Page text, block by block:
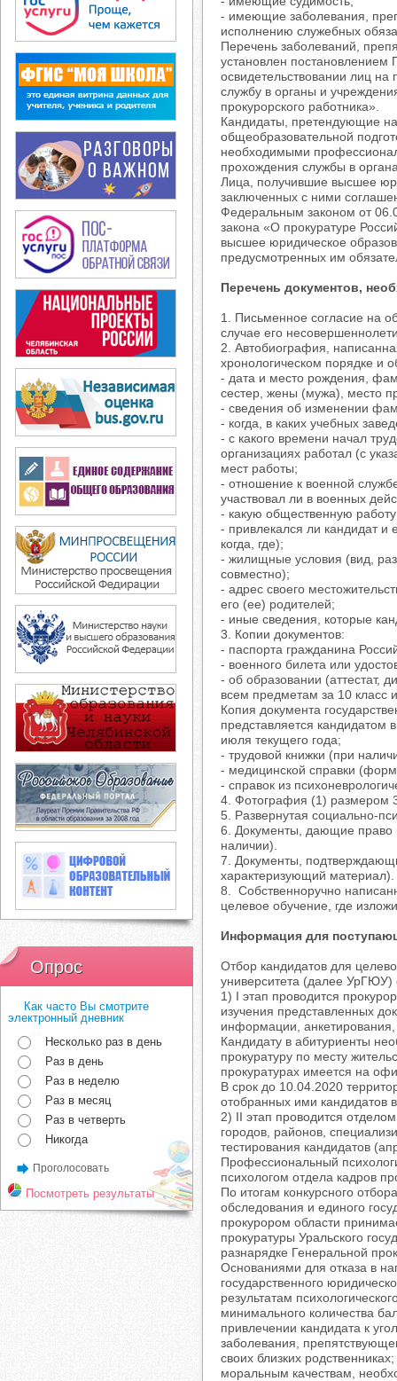
Опрос
Как часто Вы смотрите
электронный дневник
Несколько раз в день
Раз в день
Раз в неделю
Раз в месяц
Раз в четверть
Никогда
Проголосовать
Посмотреть результаты
- имеющие заболевания,
исполнению служебных
Перечень заболеваний,
установлен
освидетельствовании лиц
службу в органы и
прокурорского работника».
Кандидаты, претендующие
общеобразовательной
необходимыми
прохождения службы в
Лица, получившие высшее
заключенных с ними
Федеральным законом от
закона «О прокуратуре
высшее юридическое
предусмотренных им
Перечень документов,
1. Письменное согласие на
случае его
2. Автобиография,
хронологическом порядке и
- дата и место рождения,
сестер, жены (мужа), место
- сведения об изменении
- когда, в каких учебных
- с какого времени начал
организациях работал (с
мест работы;
- отношение к военной
участвовал ли в военных
- какую общественную
- привлекался ли кандидат и
когда, где);
- жилищные условия (вид,
совместно);
- адрес своего
его (ее) родителей;
- иные сведения, которые
3. Копии документов:
- паспорта гражданина
- военного билета или
- об образовании (аттестат,
всем предметам за 10 класс
Копия документа
представляется кандидатом
июля текущего года;
- трудовой книжки (при
- медицинской справки
- справок из
4. Фотография (1) размером
5. Развернутая социально-
6. Документы, дающие право
наличии).
7. Документы,
характеризующий материал).
8. Собственноручно
целевое обучение, где
Информация для
Отбор кандидатов для
университета (далее УрГЮУ)
1) I этап проводится
изучения представленных
информации, анкетирования,
Кандидату в абитуриенты
прокуратуру по месту
прокуратурах имеется на
В срок до 10.04.2020
отобранных ими кандидатов
2) II этап проводится
городов, районов,
тестирования кандидатов
Профессиональный
психологом отдела кадров
По итогам конкурсного
обследования и единого
прокурором области
прокуратуры Уральского
разнарядке Генеральной
Основаниями для отказа в
государственного
результатам
минимального количества
привлечении кандидата к
заболевания,
своих близких
моральным качествам,